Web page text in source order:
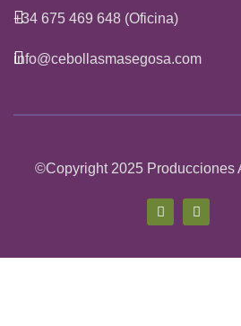
+34 675 469 648 (Oficina)
info@cebollasmasegosa.com
©Copyright 2025 Producciones